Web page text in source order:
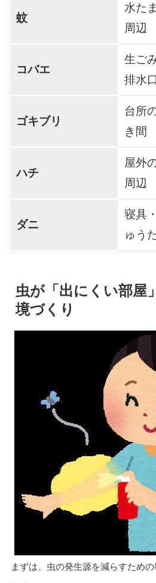
蚊
水た
周辺
コバエ
生ご
排水口
ゴキブリ
台所
き間
ハチ
屋外
周辺
ダニ
寝具
ゅう
虫が「出にくい部屋
境づくり
まずは、虫の発生源を減らすため